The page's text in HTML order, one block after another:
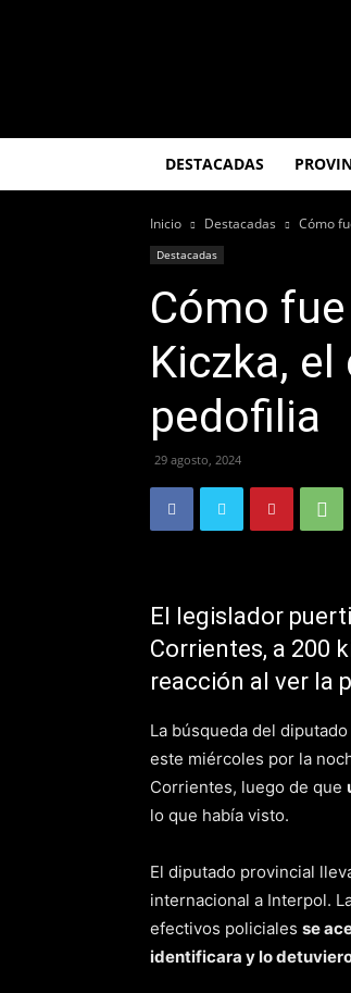
DESTACADAS
Inicio Destacadas Cómo
Destacadas
Cómo
Kiczka,
pedofilia
29 agosto, 2024
El legislador
Corrientes, a 200
reacción al ver la
La búsqueda del diputado
este miércoles por la
Corrientes, luego de que
lo que había visto.
El diputado provincial
internacional a Interpol.
efectivos policiales se
identificara y lo